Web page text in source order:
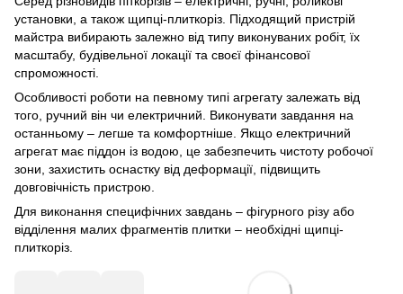
установки, а також щипці-плиткоріз. Підходящий пристрій
майстра вибирають залежно від типу виконуваних робіт, їх
масштабу, будівельної локації та своєї фінансової
спроможності.
Особливості роботи на певному типі агрегату залежать від
того, ручний він чи електричний. Виконувати завдання на
останньому – легше та комфортніше. Якщо електричний
агрегат має піддон із водою, це забезпечить чистоту робочої
зони, захистить оснастку від деформації, підвищить
довговічність пристрою.
Для виконання специфічних завдань – фігурного різу або
відділення малих фрагментів плитки – необхідні щипці-
плиткоріз.